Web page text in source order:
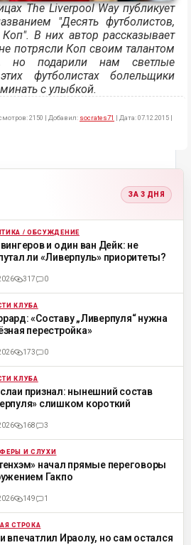
The Liverpool Way публикует
"Десять футболистов,
В них автор рассказывает
потрясли Коп своим талантом
но подарили нам светлые
футболистах болельщики
с улыбкой.
2150 | Добавил: socrates71 | Дата:07.12.2015 |
ЗА 3 ДНЯ
/ ОБСУЖДЕНИЕ
и один ван Дейк: не
ли «Ливерпуль» приоритеты?
317 0
КЛУБА
«Составу „Ливерпуля“ нужна
перестройка»
173 0
КЛУБА
признал: нынешний состав
слишком короткий
168 3
И СЛУХИ
начал прямые переговоры
Гакпо
149 1
СТРОКА
впечатлил Ираолу, но сам остался